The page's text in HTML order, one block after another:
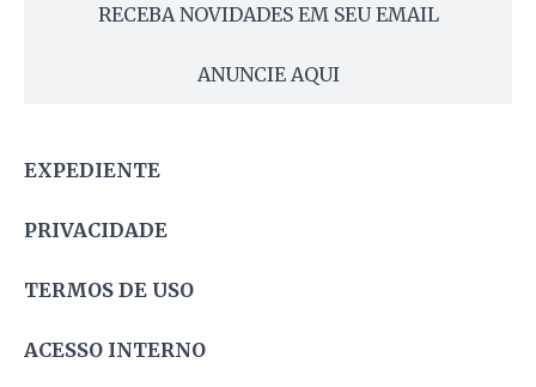
RECEBA NOVIDADES EM SEU EMAIL
ANUNCIE AQUI
EXPEDIENTE
PRIVACIDADE
TERMOS DE USO
ACESSO INTERNO